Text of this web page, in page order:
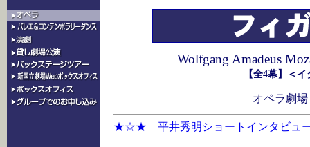
Wolfgang Amadeus
【全4幕】＜
オペラ劇
★☆★ 平井秀明ショートインタビ